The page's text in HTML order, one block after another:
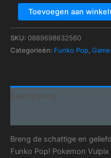
Toevoegen aan
SKU: 0889698632560
Categorieën: Funko Pop
Breng de schattige en
Funko Pop! Pokemon